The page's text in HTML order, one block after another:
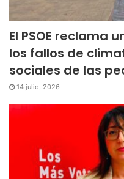
El PSOE reclama
los fallos de
sociales de las
14 julio, 2026